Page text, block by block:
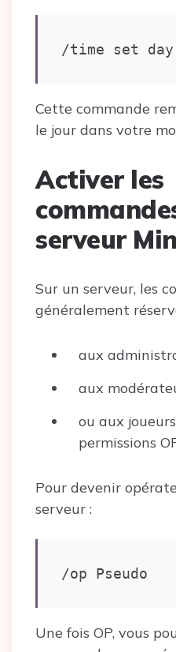
/time set day
Cette commande
le jour dans votre
Activer les
serveur
Sur un serveur, les
généralement
aux
aux
ou aux
permissions
Pour devenir
serveur :
/op Pseudo
Une fois OP, vous